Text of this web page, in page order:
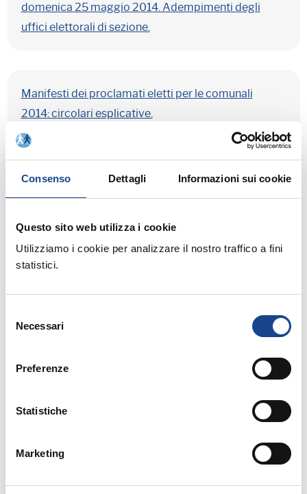
Consenso Dettagli Informazioni sui cookie
Questo sito web utilizza i cookie
Utilizziamo i cookie per analizzare il nostro traffico a fini
statistici.
delNecessari
Preferenze
Statistiche
Marketing
domenica 25 maggio 2014. Adempimenti degli
uffici elettorali di sezione.
Manifesti dei proclamati eletti per le comunali
2014: circolari esplicative.
Elezioni europee ed amministrative del 25 maggio
2014: Recapito Plichi.
Terzo Settore: consultazione pubblica on line per
mette in viaggio
candidature e colore delle schede di votazione